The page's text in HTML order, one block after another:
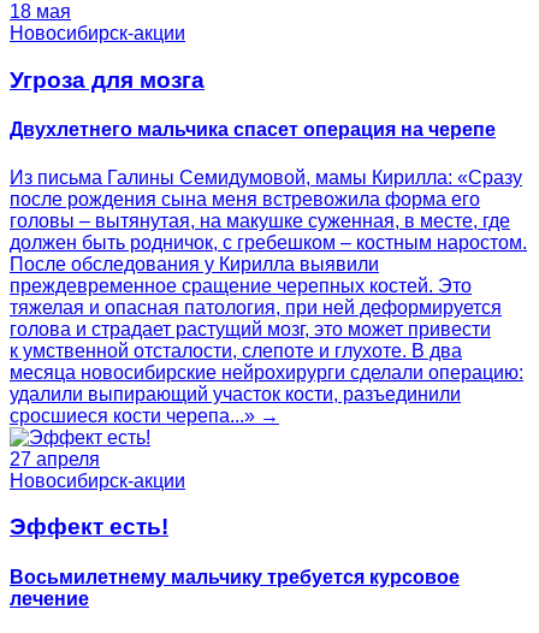
18 мая
Новосибирск-акции
Угроза для мозга
Двухлетнего мальчика спасет операция на черепе
Из письма Галины Семидумовой, мамы Кирилла: «Сразу
после рождения сына меня встревожила форма его
головы – вытянутая, на макушке суженная, в месте, где
должен быть родничок, с гребешком – костным наростом.
После обследования у Кирилла выявили
преждевременное сращение черепных костей. Это
тяжелая и опасная патология, при ней деформируется
голова и страдает растущий мозг, это может привести
к умственной отсталости, слепоте и глухоте. В два
месяца новосибирские нейрохирурги сделали операцию:
удалили выпирающий участок кости, разъединили
сросшиеся кости черепа...» →
27 апреля
Новосибирск-акции
Эффект есть!
Восьмилетнему мальчику требуется курсовое
лечение